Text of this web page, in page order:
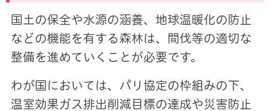
国土の保全や水源の涵養、地球温暖化の防止
などの機能を有する森林は、間伐等の適切な
整備を進めていくことが必要です。
わが国においては、パリ協定の枠組みの下、
温室効果ガス排出削減目標の達成や災害防止